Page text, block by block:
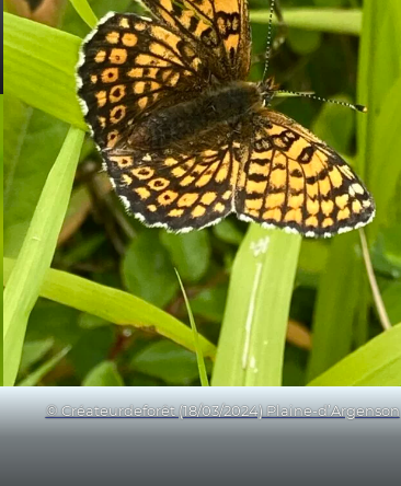
© Créateurdeforêt (18/03/2024) Plaine-d’Argenson